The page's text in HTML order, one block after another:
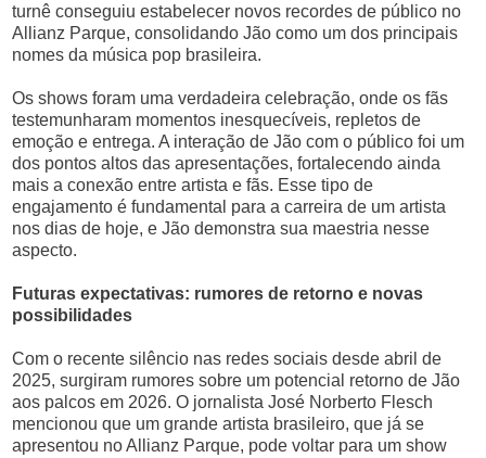
turnê conseguiu estabelecer novos recordes de público no
Allianz Parque, consolidando Jão como um dos principais
nomes da música pop brasileira.
Os shows foram uma verdadeira celebração, onde os fãs
testemunharam momentos inesquecíveis, repletos de
emoção e entrega. A interação de Jão com o público foi um
dos pontos altos das apresentações, fortalecendo ainda
mais a conexão entre artista e fãs. Esse tipo de
engajamento é fundamental para a carreira de um artista
nos dias de hoje, e Jão demonstra sua maestria nesse
aspecto.
Futuras expectativas: rumores de retorno e novas
possibilidades
Com o recente silêncio nas redes sociais desde abril de
2025, surgiram rumores sobre um potencial retorno de Jão
aos palcos em 2026. O jornalista José Norberto Flesch
mencionou que um grande artista brasileiro, que já se
apresentou no Allianz Parque, pode voltar para um show